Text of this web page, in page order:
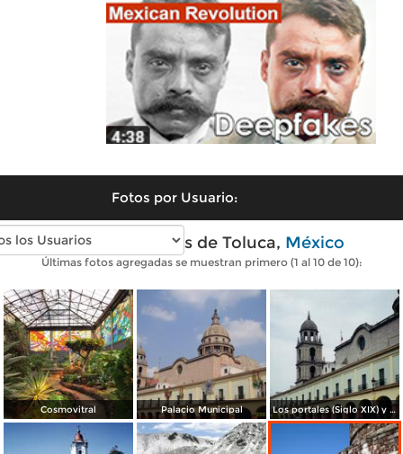
Fotos por Usuario:
Fotos modernas de Toluca, México
Últimas fotos agregadas se muestran primero (1 al 10 de 10):
Cosmovitral Palacio Municipal Los portales (Siglo XIX) y la torre de la Catedral. Toluca. 1994